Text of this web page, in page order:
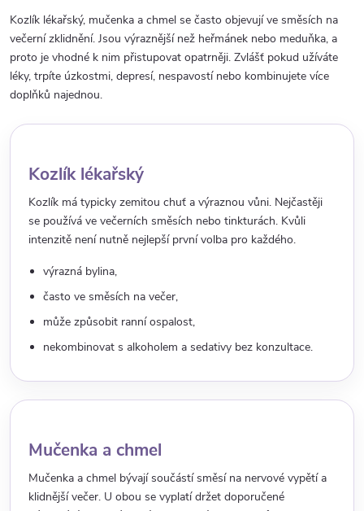
Kozlík lékařský, mučenka a chmel se často objevují ve směsích na
večerní zklidnění. Jsou výraznější než heřmánek nebo meduňka, a
proto je vhodné k nim přistupovat opatrněji. Zvlášť pokud užíváte
léky, trpíte úzkostmi, depresí, nespavostí nebo kombinujete více
doplňků najednou.
Kozlík lékařský
Kozlík má typicky zemitou chuť a výraznou vůni. Nejčastěji
se používá ve večerních směsích nebo tinkturách. Kvůli
intenzitě není nutně nejlepší první volba pro každého.
výrazná bylina,
často ve směsích na večer,
může způsobit ranní ospalost,
nekombinovat s alkoholem a sedativy bez konzultace.
Mučenka a chmel
Mučenka a chmel bývají součástí směsí na nervové vypětí a
klidnější večer. U obou se vyplatí držet doporučené